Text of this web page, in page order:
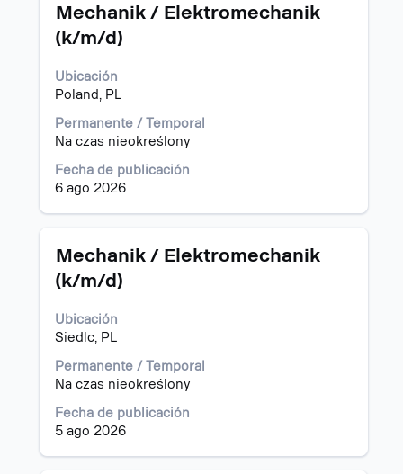
Título
Mechanik / Elektromechanik
(k/m/d)
Ubicación
Poland, PL
Permanente / Temporal
Na czas nieokreślony
Fecha de publicación
6 ago 2026
Utilice
barra
para
ver
el
contenido
de
la
Título
Mechanik / Elektromechanik
(k/m/d)
Ubicación
Siedlc, PL
Permanente / Temporal
Na czas nieokreślony
Fecha de publicación
5 ago 2026
Utilice
barra
para
ver
el
contenido
de
la